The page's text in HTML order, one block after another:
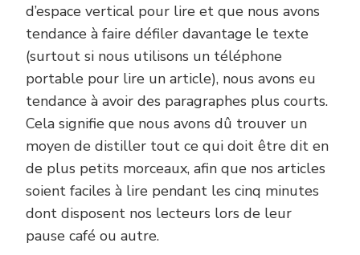
d’espace vertical pour lire et que nous avons
tendance à faire défiler davantage le texte
(surtout si nous utilisons un téléphone
portable pour lire un article), nous avons eu
tendance à avoir des paragraphes plus courts.
Cela signifie que nous avons dû trouver un
moyen de distiller tout ce qui doit être dit en
de plus petits morceaux, afin que nos articles
soient faciles à lire pendant les cinq minutes
dont disposent nos lecteurs lors de leur
pause café ou autre.